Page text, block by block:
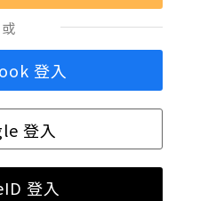
或
登入
登入
登入